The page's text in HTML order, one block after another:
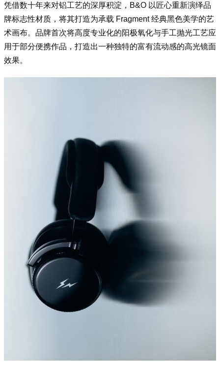
凭借数十年来对铝工艺的深厚积淀，B&O 以匠心重新演绎品
牌标志性材质，将其打造为承载 Fragment 经典黑色美学的艺
术画布。品牌首次将高度专业化的阳极氧化与手工抛光工艺应
用于部分便携作品，打造出一种独特的富有流动感的高光镜面
效果。